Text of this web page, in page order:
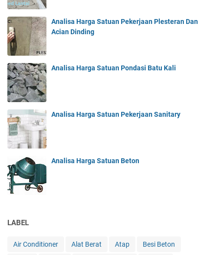
Analisa Harga Satuan Pekerjaan Plesteran Dan
Acian Dinding
Analisa Harga Satuan Pondasi Batu Kali
Analisa Harga Satuan Pekerjaan Sanitary
Analisa Harga Satuan Beton
LABEL
Air Conditioner Alat Berat Atap Besi Beton